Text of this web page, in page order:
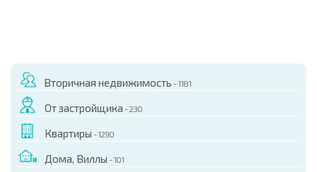
Вторичная недвижимость - 1181
От застройщика - 230
Квартиры - 1290
Дома, Виллы - 101